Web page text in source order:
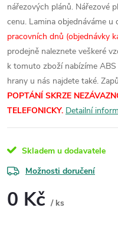
nářezových plánů. Nářezové
cenu. Lamina objednáváme u
pracovních dnů (objednávky
prodejně naleznete veškeré
k tomuto zboží nabízíme
hrany u nás najdete také.
POPTÁNÍ SKRZE
TELEFONICKY. Detailní
Skladem u dodavatele
Možnosti doručení
0 Kč / ks